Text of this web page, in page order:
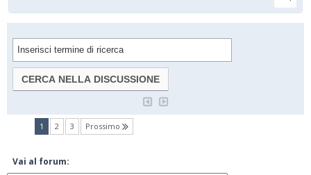
1 (current)
2 3 Prossimo
Vai al forum: